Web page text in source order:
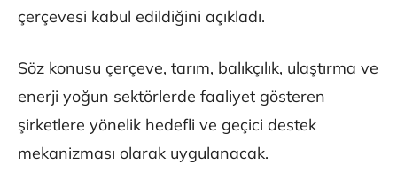
çerçevesi kabul edildiğini açıkladı.
Söz konusu çerçeve, tarım, balıkçılık, ulaştırma ve
enerji yoğun sektörlerde faaliyet gösteren
şirketlere yönelik hedefli ve geçici destek
mekanizması olarak uygulanacak.